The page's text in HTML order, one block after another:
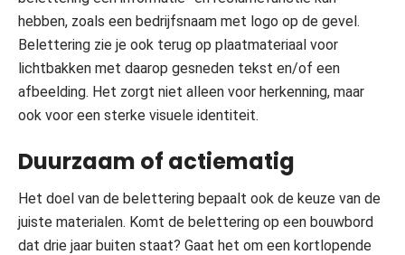
hebben, zoals een bedrijfsnaam met logo op de gevel.
Belettering zie je ook terug op plaatmateriaal voor
lichtbakken met daarop gesneden tekst en/of een
afbeelding. Het zorgt niet alleen voor herkenning, maar
ook voor een sterke visuele identiteit.
Duurzaam of actiematig
Het doel van de belettering bepaalt ook de keuze van de
juiste materialen. Komt de belettering op een bouwbord
dat drie jaar buiten staat? Gaat het om een kortlopende